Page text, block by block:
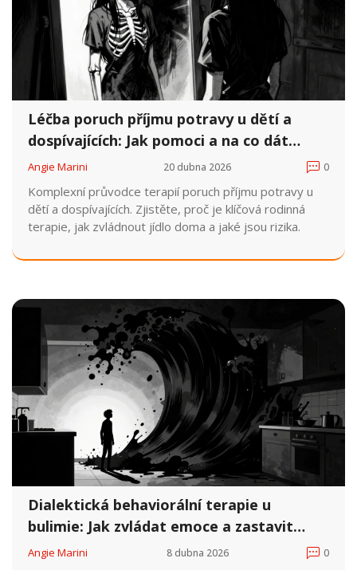
Léčba poruch příjmu potravy u dětí a
dospívajících: Jak pomoci a na co dát
pozor
Angie Marini 20 dubna 2026 0
Komplexní průvodce terapií poruch příjmu potravy u
dětí a dospívajících. Zjistěte, proč je klíčová rodinná
terapie, jak zvládnout jídlo doma a jaké jsou rizika.
Dialektická behaviorální terapie u
bulimie: Jak zvládat emoce a zastavit
přejídání
Angie Marini 8 dubna 2026 0